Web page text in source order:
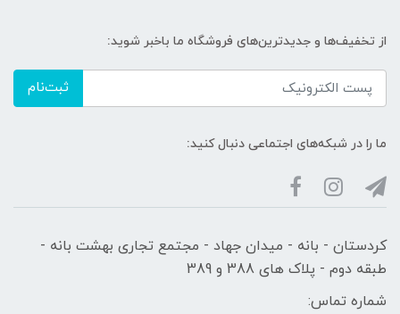
از تخفیف‌ها و جدیدترین‌های فروشگاه ما باخبر شوید:
ثبت‌نام
ما را در شبکه‌های اجتماعی دنبال کنید:
کردستان - بانه - میدان جهاد - مجتمع تجاری بهشت بانه -
طبقه دوم - پلاک های 388 و 389
شماره تماس: